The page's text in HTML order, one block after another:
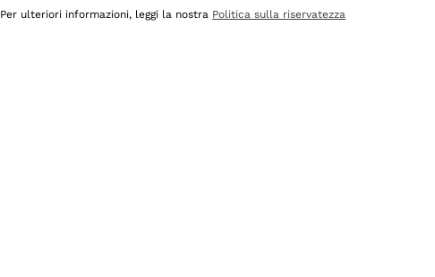
Per ulteriori informazioni, leggi la nostra Politica sulla riservatezza